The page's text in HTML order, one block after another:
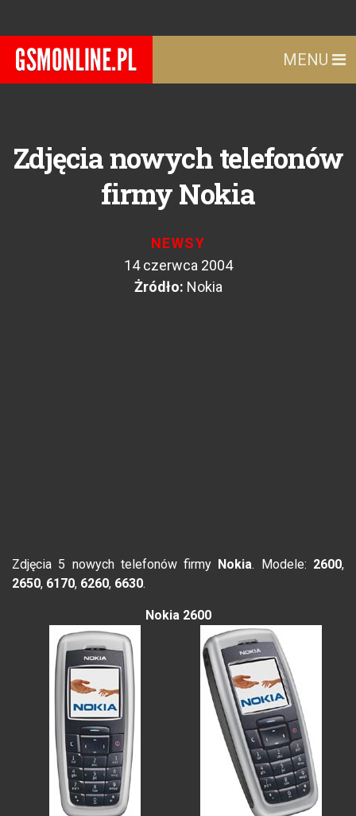
MENU
Zdjęcia nowych telefonów
firmy Nokia
NEWSY
14 czerwca 2004
Żródło: Nokia
Zdjęcia 5 nowych telefonów firmy Nokia. Modele: 2600,
2650, 6170, 6260, 6630.
Nokia 2600